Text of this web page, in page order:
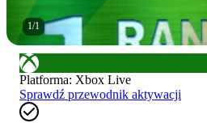
1/1
Platforma: Xbox Live
Sprawdź przewodnik aktywacji